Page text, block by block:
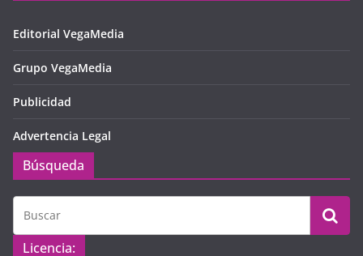
Editorial VegaMedia
Grupo VegaMedia
Publicidad
Advertencia Legal
Búsqueda
Licencia: